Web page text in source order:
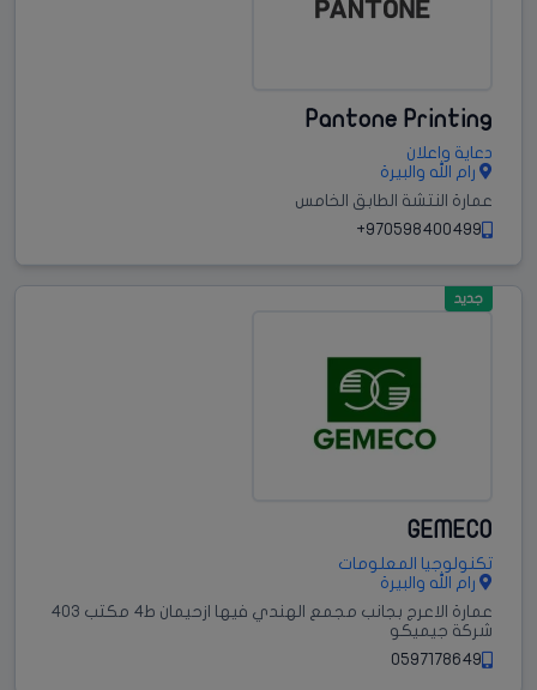
Pantone Printing
دعاية واعلان
رام الله والبيرة
عمارة النتشة الطابق الخامس
970598400499+
جديد
GEMECO
تكنولوجيا المعلومات
رام الله والبيرة
عمارة الاعرج بجانب مجمع الهندي فيها ازحيمان ط4 مكتب 403
شركة جيميكو
0597178649